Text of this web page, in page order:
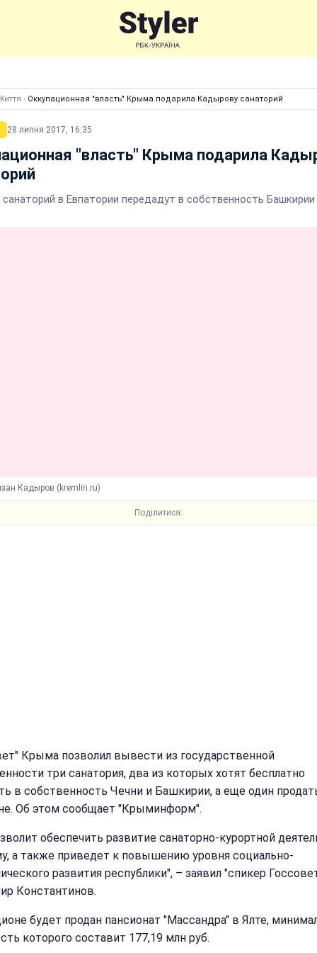
› Оккупационная "власть" Крыма подарила Кадырову санаторий
28 липня 2017, 16:35
"власть" Крыма подарила
в Евпатории передадут в собственность Башкирии
Кадыров (kremlin.ru)
Поділитися:
Крыма позволил вывести из государственной
три санатория, два из которых хотят бесплатно
в собственность Чечни и Башкирии, а еще один
Об этом сообщает "Крыминформ".
обеспечить развитие санаторно-курортной
а также приведет к повышению уровня социально-
развития республики", – заявил "спикер
Константинов.
будет продан пансионат "Массандра" в Ялте,
которого составит 177,19 млн руб.